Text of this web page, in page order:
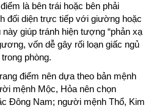
là bên trái hoặc bên phải
đối diện trực tiếp với giường hoặc
giúp tránh hiện tượng “phản xạ
vốn dễ gây rối loạn giấc ngủ
phòng.
điểm nên dựa theo bản mệnh
mệnh Mộc, Hỏa nên chọn
Đông Nam; người mệnh Thổ, Kim